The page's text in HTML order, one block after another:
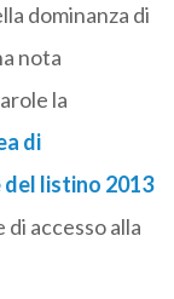
dominanza di
nota
la
di
del listino 2013
accesso alla